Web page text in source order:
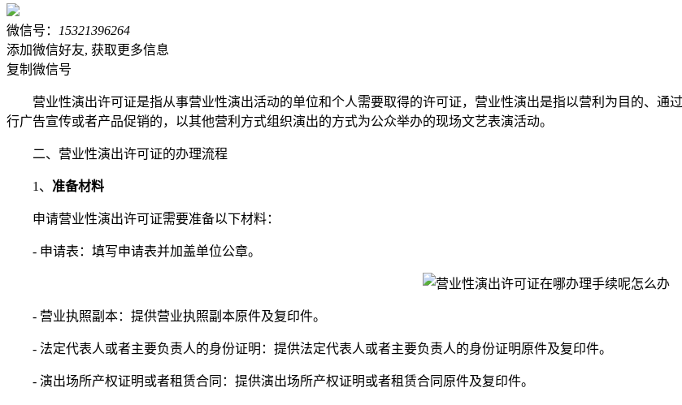
微信号：
15321396264
添加微信好友, 获取更多信息
复制微信号
营业性演出许可证是指从事营业性演出活动的单位和个人需要取得的许可证，营业性演出是指以营利为目的、
行广告宣传或者产品促销的，以其他营利方式组织演出的方式为公众举办的现场文艺表演活动。
二、营业性演出许可证的办理流程
1、 准备材料
申请营业性演出许可证需要准备以下材料：
- 申请表：填写申请表并加盖单位公章。
- 营业执照副本：提供营业执照副本原件及复印件。
- 法定代表人或者主要负责人的身份证明：提供法定代表人或者主要负责人的身份证明原件及复印件。
- 演出场所产权证明或者租赁合同：提供演出场所产权证明或者租赁合同原件及复印件。